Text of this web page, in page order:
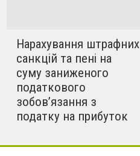
Нарахування штрафних
санкцій та пені на
суму заниженого
податкового
зобов’язання з
податку на прибуток